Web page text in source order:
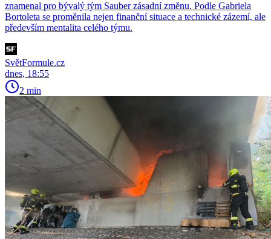
znamenal pro bývalý tým Sauber zásadní změnu. Podle Gabriela
Bortoleta se proměnila nejen finanční situace a technické zázemí, ale
především mentalita celého týmu.
SvětFormule.cz
dnes, 18:55
2 min